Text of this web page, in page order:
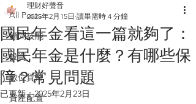
All Posts
顧問技能
投資
數位貨幣
資產配置
國民年金看這一篇就夠了：
國民年金是什麼？有哪些保
障？常見問題
理財好聲音
2025年2月15日 讀畢需時 4 分鐘
已更新：2025年2月23日